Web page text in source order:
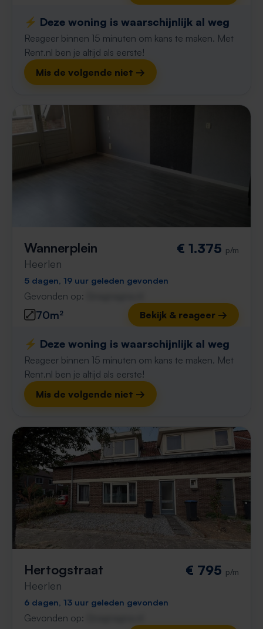
⚡️ Deze woning is waarschijnlijk al weg
Reageer binnen 15 minuten om kans te maken. Met
Rent.nl ben je altijd als eerste!
Mis de volgende niet →
Wannerplein
Heerlen
€ 1.375 p/m
5 dagen, 19 uur geleden gevonden
Gevonden op:
70m² Bekijk & reageer →
⚡️ Deze woning is waarschijnlijk al weg
Reageer binnen 15 minuten om kans te maken. Met
Rent.nl ben je altijd als eerste!
Mis de volgende niet →
Hertogstraat
Heerlen
€ 795 p/m
6 dagen, 13 uur geleden gevonden
Gevonden op: